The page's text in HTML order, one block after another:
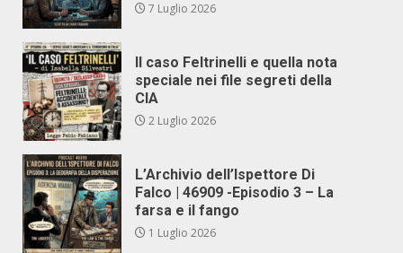
7 Luglio 2026
Il caso Feltrinelli e quella nota
speciale nei file segreti della
CIA
2 Luglio 2026
L’Archivio dell’Ispettore Di
Falco | 46909 -Episodio 3 – La
farsa e il fango
1 Luglio 2026